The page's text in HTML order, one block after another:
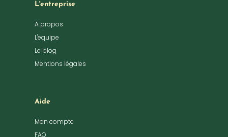
L'entreprise
A propos
L'equipe
Le blog
Mentions légales
Aide
Mon compte
FAQ